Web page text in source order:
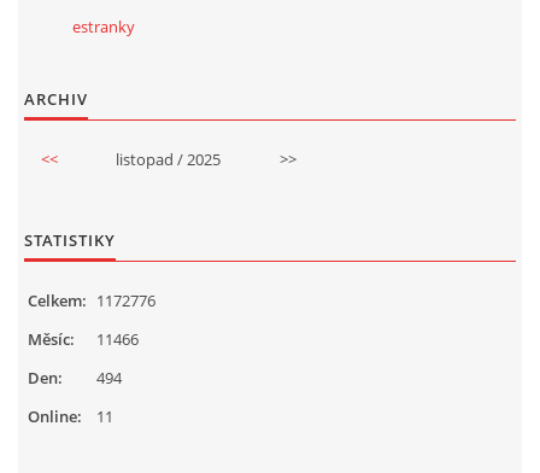
estranky
ARCHIV
<< listopad / 2025 >>
STATISTIKY
Online: 11
Celkem: 1172776
Měsíc:
11466
Den:
494